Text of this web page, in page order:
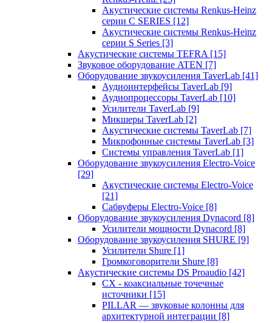
Акустические системы Renkus-Heinz
серии C SERIES [12]
Акустические системы Renkus-Heinz
серии S Series [3]
Акустические системы TEFRA [15]
Звуковое оборудование ATEN [7]
Оборудование звукоусиления TaverLab [41]
Аудиоинтерфейсы TaverLab [9]
Аудиопроцессоры TaverLab [10]
Усилители TaverLab [9]
Микшеры TaverLab [2]
Акустические системы TaverLab [7]
Микрофонные системы TaverLab [3]
Системы управления TaverLab [1]
Оборудование звукоусиления Electro-Voice
[29]
Акустические системы Electro-Voice
[21]
Сабвуферы Electro-Voice [8]
Оборудование звукоусиления Dynacord [8]
Усилители мощности Dynacord [8]
Оборудование звукоусиления SHURE [9]
Усилители Shure [1]
Громкоговорители Shure [8]
Акустические системы DS Proaudio [42]
CX - коаксиальные точечные
источники [15]
PILLAR — звуковые колонны для
архитектурной интеграции [8]